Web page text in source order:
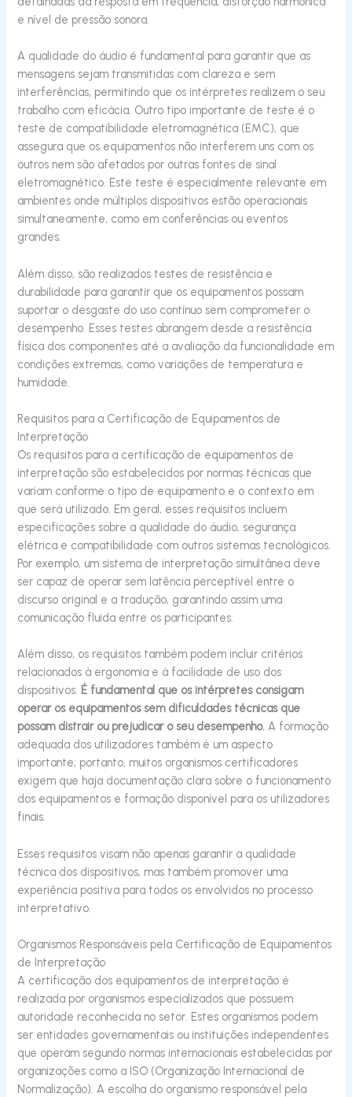
e nível de pressão sonora.
A qualidade do áudio é fundamental para garantir que as
mensagens sejam transmitidas com clareza e sem
interferências, permitindo que os intérpretes realizem o seu
trabalho com eficácia. Outro tipo importante de teste é o
teste de compatibilidade eletromagnética (EMC), que
assegura que os equipamentos não interferem uns com os
outros nem são afetados por outras fontes de sinal
eletromagnético. Este teste é especialmente relevante em
ambientes onde múltiplos dispositivos estão operacionais
simultaneamente, como em conferências ou eventos
grandes.
Além disso, são realizados testes de resistência e
durabilidade para garantir que os equipamentos possam
suportar o desgaste do uso contínuo sem comprometer o
desempenho. Esses testes abrangem desde a resistência
física dos componentes até a avaliação da funcionalidade em
condições extremas, como variações de temperatura e
humidade.
Requisitos para a Certificação de Equipamentos de
Interpretação
Os requisitos para a certificação de equipamentos de
interpretação são estabelecidos por normas técnicas que
variam conforme o tipo de equipamento e o contexto em
que será utilizado. Em geral, esses requisitos incluem
especificações sobre a qualidade do áudio, segurança
elétrica e compatibilidade com outros sistemas tecnológicos.
Por exemplo, um sistema de interpretação simultânea deve
ser capaz de operar sem latência perceptível entre o
discurso original e a tradução, garantindo assim uma
comunicação fluida entre os participantes.
Além disso, os requisitos também podem incluir critérios
relacionados à ergonomia e à facilidade de uso dos
dispositivos. É fundamental que os intérpretes consigam
operar os equipamentos sem dificuldades técnicas que
possam distrair ou prejudicar o seu desempenho. A formação
adequada dos utilizadores também é um aspecto
importante; portanto, muitos organismos certificadores
exigem que haja documentação clara sobre o funcionamento
dos equipamentos e formação disponível para os utilizadores
finais.
Esses requisitos visam não apenas garantir a qualidade
técnica dos dispositivos, mas também promover uma
experiência positiva para todos os envolvidos no processo
interpretativo.
Organismos Responsáveis pela Certificação de Equipamentos
de Interpretação
A certificação dos equipamentos de interpretação é
realizada por organismos especializados que possuem
autoridade reconhecida no setor. Estes organismos podem
ser entidades governamentais ou instituições independentes
que operam segundo normas internacionais estabelecidas por
organizações como a ISO (Organização Internacional de
Normalização). A escolha do organismo responsável pela